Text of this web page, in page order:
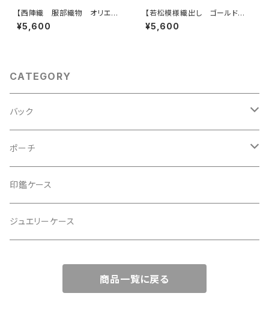
【西陣織 服部織物 オリエン
ト更紗 華紋様 薄グリーン・シ
ルバー シルク帯リメイク ミニ
¥5,600
【若松模様織出し ゴールド
シルク帯リメイク ミニサブバック
フォーマルバック】日常使い、結
¥5,600
CATEGORY
バック
2Wayクラッチバッグ＆ハンドバッグ
ハンドバッグ・ショルダーバッグ
スマホショルダー、サコッシュ
トートーバッグ
ポーチ
コロンとした大容量コスメポーチ
ミニポーチ
印鑑ケース
ジュエリーケース
商品一覧に戻る